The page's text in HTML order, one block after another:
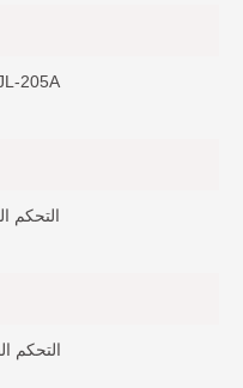
JL-205A التحكم الضوئي
التحكم الضوئي JL-205B
التحكم الضوئي JL-205C